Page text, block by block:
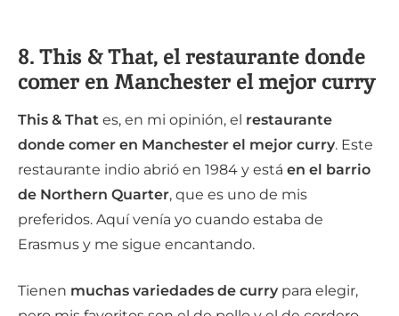
8. This & That, el restaurante donde
comer en Manchester el mejor curry
This & That es, en mi opinión, el restaurante
donde comer en Manchester el mejor curry. Este
restaurante indio abrió en 1984 y está en el barrio
de Northern Quarter, que es uno de mis
preferidos. Aquí venía yo cuando estaba de
Erasmus y me sigue encantando.
Tienen muchas variedades de curry para elegir,